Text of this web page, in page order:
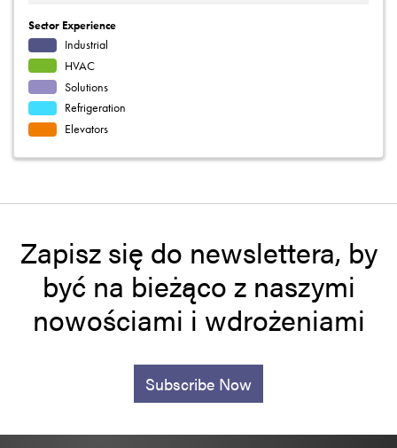
Sector Experience
Industrial
HVAC
Solutions
Refrigeration
Elevators
Zapisz się do newslettera, by
być na bieżąco z naszymi
nowościami i wdrożeniami
Subscribe Now